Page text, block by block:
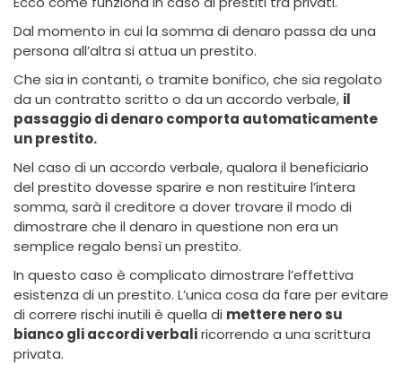
Dal momento in cui la somma di denaro passa da una
persona all’altra si attua un prestito.
Che sia in contanti, o tramite bonifico, che sia regolato
da un contratto scritto o da un accordo verbale, il
passaggio di denaro comporta automaticamente
un prestito.
Nel caso di un accordo verbale, qualora il beneficiario
del prestito dovesse sparire e non restituire l’intera
somma, sarà il creditore a dover trovare il modo di
dimostrare che il denaro in questione non era un
semplice regalo bensì un prestito.
In questo caso è complicato dimostrare l’effettiva
esistenza di un prestito. L’unica cosa da fare per evitare
di correre rischi inutili è quella di mettere nero su
bianco gli accordi verbaliricorrendo a una scrittura
privata.